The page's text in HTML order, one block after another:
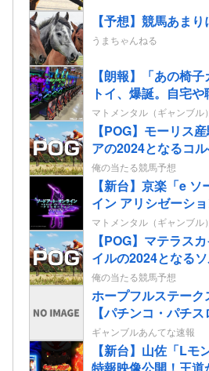
【予想】競馬あま
うまちゃんねる
【朗報】「あの椅
トイ、爆誕。自宅
しちゃおうｗｗｗ
マトメンタル（ギャンブル）
【POG】モーリス
アの2024となるコ
俺の当たる競馬予想
【新台】京楽「e
イン アリシゼーシ
判・まとめ！話題の
作ファンから評価
よ！？
マトメンタル（ギャンブル）
【POG】マテラス
イルの2024となる
2歳情報
俺の当たる競馬予想
ホープフルステー
【パチンコ・パチス
ギャンブルあんてな速報
【新台】山佐「Lモ